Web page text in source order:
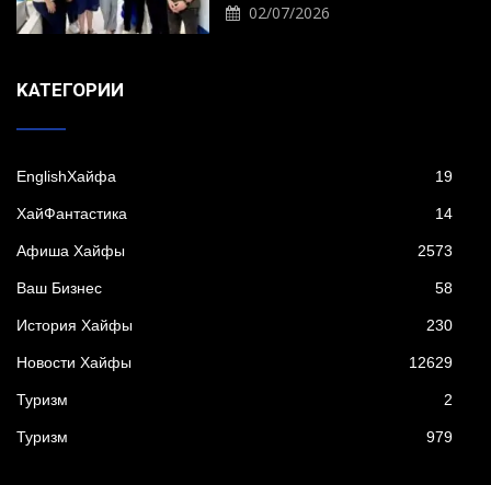
02/07/2026
KАТЕГОРИИ
EnglishХайфа 19
XайФантастика 14
Афиша Хайфы 2573
Ваш Бизнес 58
История Хайфы 230
Новости Хайфы 12629
Туризм 2
Туризм 979